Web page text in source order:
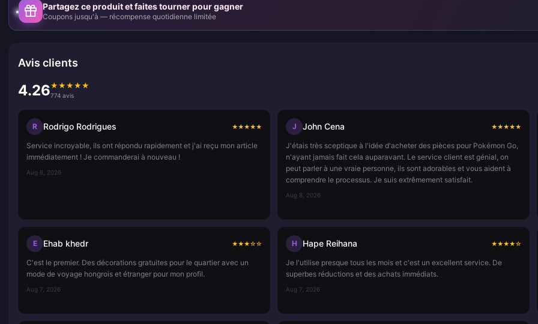
Partagez ce produit et faites tourner pour gagner
Coupons jusqu'à — récompense quotidienne limitée
Avis clients
4.26★ ★ ★ ★ ★
774 avis
R Rodrigo Rodrigues ★★★★★
Service incroyable, ils ont répondu rapidement et j'ai reçu mon article
immédiatement ! Je commanderai à nouveau !
Aug 8, 2026
J John Cena ★★★★★
J'étais très sceptique à l'idée d'acheter des pièces pour Pokémon Go,
n'ayant jamais fait cela auparavant. Le service client est génial, on
peut parler à une vraie personne, ils sont adorables et vous aident à
comprendre le processus. Je suis extrêmement satisfait.
Aug 8, 2026
E Ehab khedr ★★★☆☆
C'est le premier. Des décorations gratuites pour le quartier avec un
mode de voyage hongrois et étranger pour mon profil.
Aug 7, 2026
H Hape Reihana ★★★★☆
Je l'utilise presque tous les mois et c'est un excellent service. De
superbes réductions et des achats immédiats.
Aug 7, 2026